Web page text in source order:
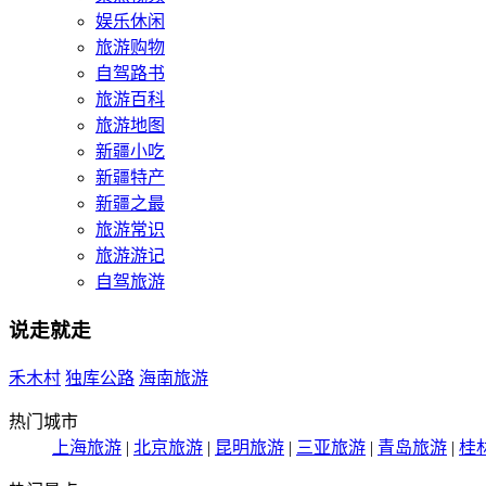
娱乐休闲
旅游购物
自驾路书
旅游百科
旅游地图
新疆小吃
新疆特产
新疆之最
旅游常识
旅游游记
自驾旅游
说走就走
禾木村 独库公路 海南旅游
热门城市
上海旅游 | 北京旅游 | 昆明旅游 | 三亚旅游 | 青岛旅游 | 桂